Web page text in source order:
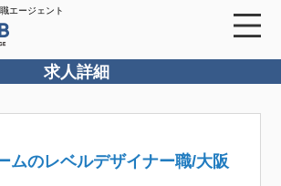
エージェント
求人詳細
ムのレベルデザイナー職/大阪